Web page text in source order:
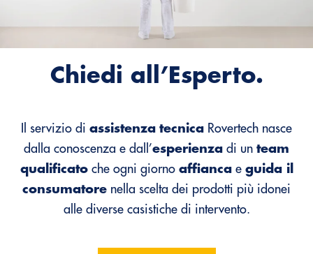
Chiedi all’Esperto.
Il servizio di assistenza tecnica Rovertech nasce
dalla conoscenza e dall’esperienza di un team
qualificatoche ogni giorno affiancae guida il
consumatore nella scelta dei prodotti più idonei
alle diverse casistiche di intervento.